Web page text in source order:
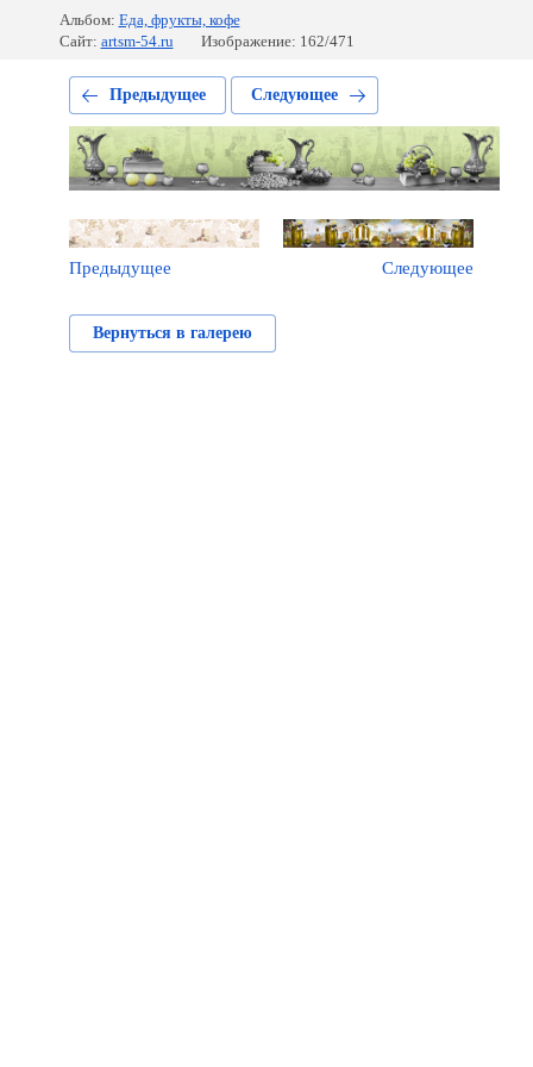
Альбом: Еда, фрукты, кофе
Сайт: artsm-54.ru Изображение: 162/471
Предыдущее Следующее
Предыдущее Следующее
Вернуться в галерею